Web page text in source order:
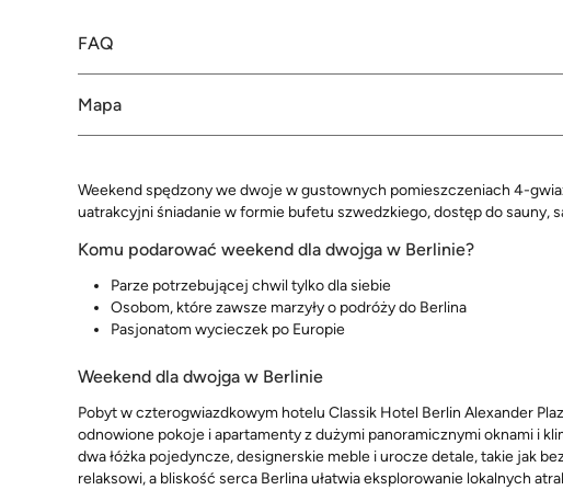
FAQ
Mapa
Weekend spędzony we dwoje w gustownych pomieszczeniach 4-
uatrakcyjni śniadanie w formie bufetu szwedzkiego, dostęp do sauny,
Komu podarować weekend dla dwojga w Berlinie?
Parze potrzebującej chwil tylko dla siebie
Osobom, które zawsze marzyły o podróży do Berlina
Pasjonatom wycieczek po Europie
Weekend dla dwojga w Berlinie
Pobyt w czterogwiazdkowym hotelu Classik Hotel Berlin Alexander
odnowione pokoje i apartamenty z dużymi panoramicznymi oknami i
dwa łóżka pojedyncze, designerskie meble i urocze detale, takie jak
relaksowi, a bliskość serca Berlina ułatwia eksplorowanie lokalnych